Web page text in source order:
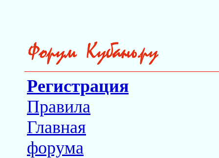
Регистрация
Правила
Главная
форума